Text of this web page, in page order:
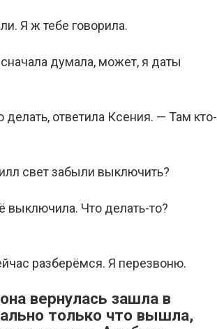
Я ж тебе говорила.
думала, может, я даты
ответила Ксения. — Там кто-
свет забыли выключить?
выключила. Что делать-то?
разберёмся. Я перезвоню.
вернулась зашла в
только что вышла,